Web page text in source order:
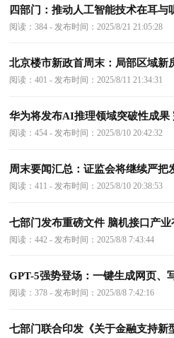
四部门：推动人工智能技术在耳与
阅读：384 - 发布时间：2025/8/21 21:05:28
阅读：401 - 发布时间：2025/8/11 21:34:31
阅读：454 - 发布时间：2025/8/10 20:42:32
阅读：411 - 发布时间：2025/8/10 20:38:53
七部门发布重磅文件 脑机接口产业
阅读：442 - 发布时间：2025/8/8 7:43:44
GPT-5强势登场：一键生成网页、
阅读：378 - 发布时间：2025/8/8 7:42:16
七部门联合印发《关于金融支持新